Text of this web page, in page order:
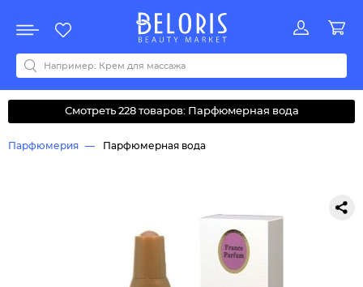
Акции
Все бренды
0-9ABCDEFGHIJKLMNOPQRSTUVWYZАБВДЗИМОКЛНПРСТУФ
Смотреть 228 товаров: Парфюмерная вода
Парфюмерия Парфюмерная вода